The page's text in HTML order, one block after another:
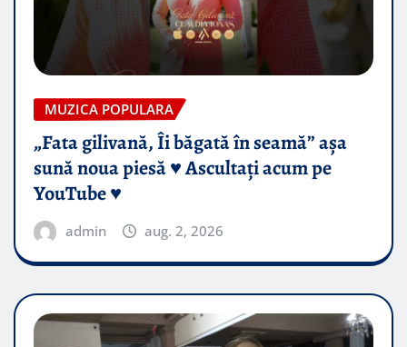
MUZICA POPULARA
„Fata gilivană, Îi băgată în seamă” așa
sună noua piesă ♥️ Ascultați acum pe
YouTube ♥️
admin aug. 2, 2026